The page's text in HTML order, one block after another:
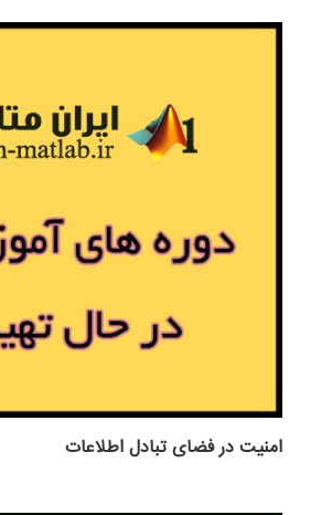
امنیت در فضای تبادل اطلاعات